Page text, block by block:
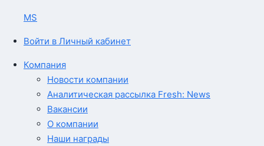
MS
Войти в Личный кабинет
Компания
Новости компании
Аналитическая рассылка Fresh: News
Вакансии
О компании
Наши награды